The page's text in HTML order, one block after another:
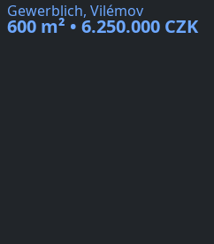
Gewerblich, Vilémov
600 m² • 6.250.000 CZK